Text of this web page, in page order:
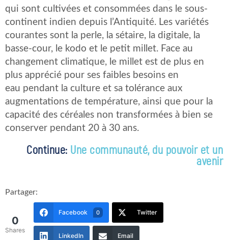
qui sont cultivées et consommées dans le sous-
continent indien depuis l’Antiquité. Les variétés
courantes sont la perle, la sétaire, la digitale, la
basse-cour, le kodo et le petit millet. Face au
changement climatique, le millet est de plus en
plus apprécié pour ses faibles besoins en
eau pendant la culture et sa tolérance aux
augmentations de température, ainsi que pour la
capacité des céréales non transformées à bien se
conserver pendant 20 à 30 ans.
Continue: Une communauté, du pouvoir et un
avenir
Partager:
0
Shares
Facebook 0 Twitter
LinkedIn Email